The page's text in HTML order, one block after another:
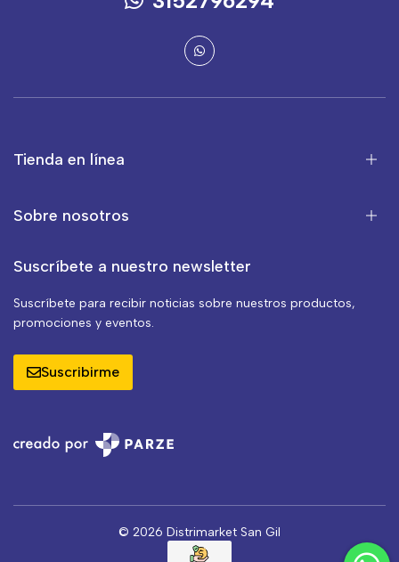
Tienda en línea
Sobre nosotros
Suscríbete a nuestro newsletter
Suscríbete para recibir noticias sobre nuestros productos,
promociones y eventos.
Suscribirme
© 2026 Distrimarket San Gil